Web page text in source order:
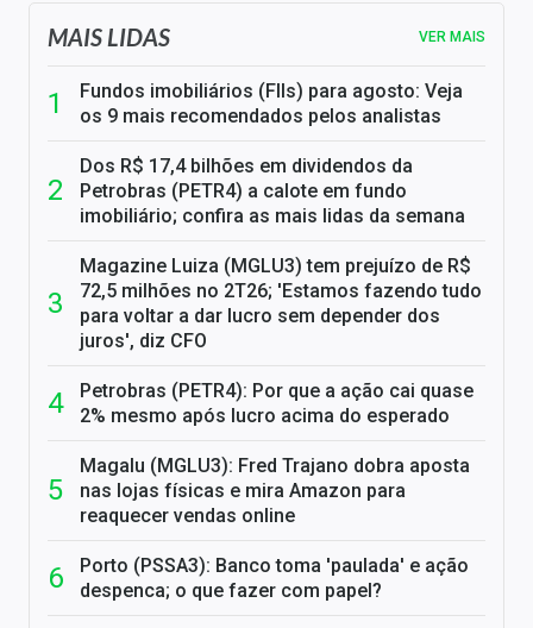
MAIS LIDAS VER MAIS
Fundos imobiliários (FIIs) para agosto: Veja
os 9 mais recomendados pelos analistas
Dos R$ 17,4 bilhões em dividendos da
Petrobras (PETR4) a calote em fundo
imobiliário; confira as mais lidas da semana
Magazine Luiza (MGLU3) tem prejuízo de R$
72,5 milhões no 2T26; 'Estamos fazendo tudo
para voltar a dar lucro sem depender dos
juros', diz CFO
Petrobras (PETR4): Por que a ação cai quase
2% mesmo após lucro acima do esperado
Magalu (MGLU3): Fred Trajano dobra aposta
nas lojas físicas e mira Amazon para
reaquecer vendas online
Porto (PSSA3): Banco toma 'paulada' e ação
despenca; o que fazer com papel?